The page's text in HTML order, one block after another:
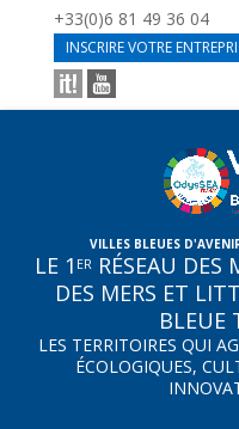
+33(0)6 81 49 36 04
INSCRIRE VOTRE
VILLES BLEUES
LE 1 ER RÉSEAU DES
DES MERS ET
BLEUE
LES TERRITOIRES QUI
ÉCOLOGIQUES,